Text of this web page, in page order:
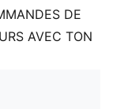
DE
AVEC TON